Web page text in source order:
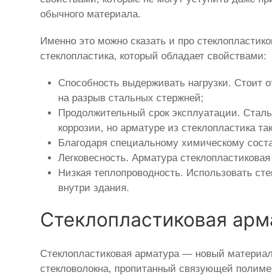
обычного материала.
Именно это можно сказать и про
стеклопластика, который обладает свойствами:
Способность выдерживать нагрузки. Стоит
на разрыв стальных стержней;
Продолжительный срок эксплуатации.
коррозии, но арматуре из стеклопластика
Благодаря специальному химическому
Легковесность. Арматура
Низкая теплопроводность. Использовать
внутри здания.
Стеклопластиковая
Стеклопластиковая арматура — новый
стекловолокна, пропитанный связующей